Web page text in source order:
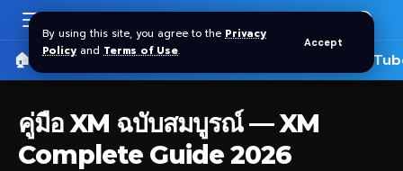
By using this site, you agree to the Privacy
Policy and Terms of Use.
Accept
🏠 หน้าแรก ราคาทอง SPDR 🎬
คู่มือ XM ฉบับสมบูรณ์ — XM
Complete Guide 2026